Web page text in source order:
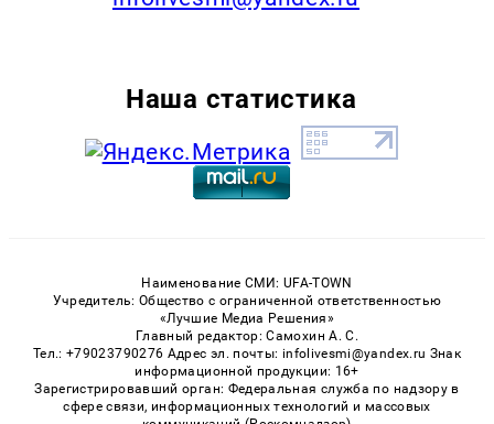
Наша статистика
Наименование СМИ: UFA-TOWN
Учредитель: Общество с ограниченной ответственностью
«Лучшие Медиа Решения»
Главный редактор: Самохин А. С.
Тел.: +79023790276 Адрес эл. почты: infolivesmi@yandex.ru Знак
информационной продукции: 16+
Зарегистрировавший орган: Федеральная служба по надзору в
сфере связи, информационных технологий и массовых